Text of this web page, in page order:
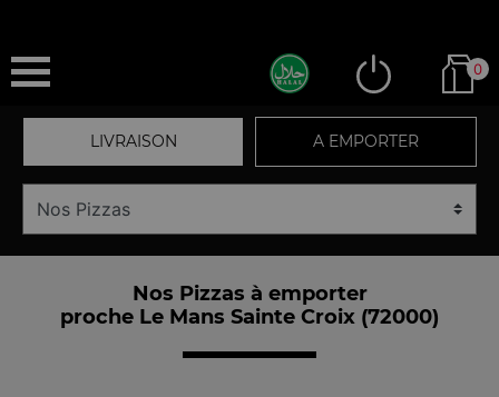
0
LIVRAISON A EMPORTER
Nos Pizzas à emporter
proche Le Mans Sainte Croix (72000)